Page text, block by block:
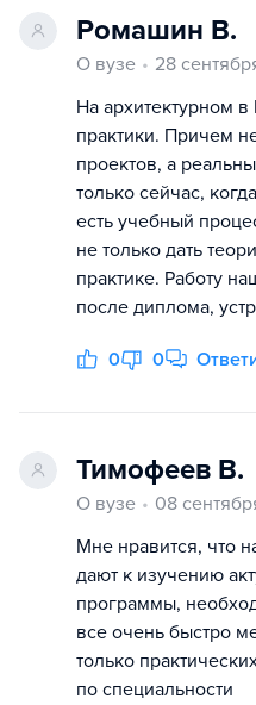
Ромашин В.
О вузе
28
На архитектурном
практики. Причем
проектов, а
только сейчас,
есть учебный
не только дать
практике. Работу
после диплома,
0 0
Тимофеев В.
О вузе
08
Мне нравится, что
дают к изучению
программы,
все очень быстро
только
по специальности